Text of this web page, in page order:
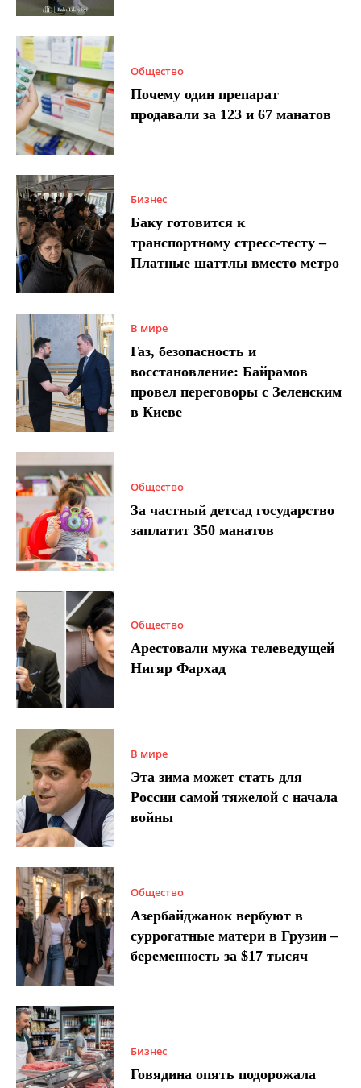
Общество
Почему один препарат
продавали за 123 и 67 манатов
Бизнес
Баку готовится к
транспортному стресс-тесту –
Платные шаттлы вместо метро
В мире
Газ, безопасность и
восстановление: Байрамов
провел переговоры с Зеленским
в Киеве
Общество
За частный детсад государство
заплатит 350 манатов
Общество
Арестовали мужа телеведущей
Нигяр Фархад
В мире
Эта зима может стать для
России самой тяжелой с начала
войны
Общество
Азербайджанок вербуют в
суррогатные матери в Грузии –
беременность за $17 тысяч
Бизнес
Говядина опять подорожала